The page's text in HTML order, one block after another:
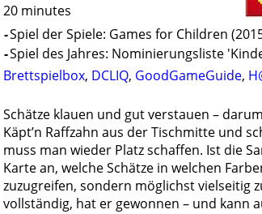
20 minutes
-Spiel der Spiele: Games for Children
-Spiel des Jahres: Nominierungsliste
Brettspielbox, DCLIQ, GoodGameGuide,
Schätze klauen und gut verstauen –
Käpt’n Raffzahn aus der Tischmitte und
muss man wieder Platz schaffen. Ist die
Karte an, welche Schätze in welchen
zuzugreifen, sondern möglichst vielseitig
vollständig, hat er gewonnen – und kann